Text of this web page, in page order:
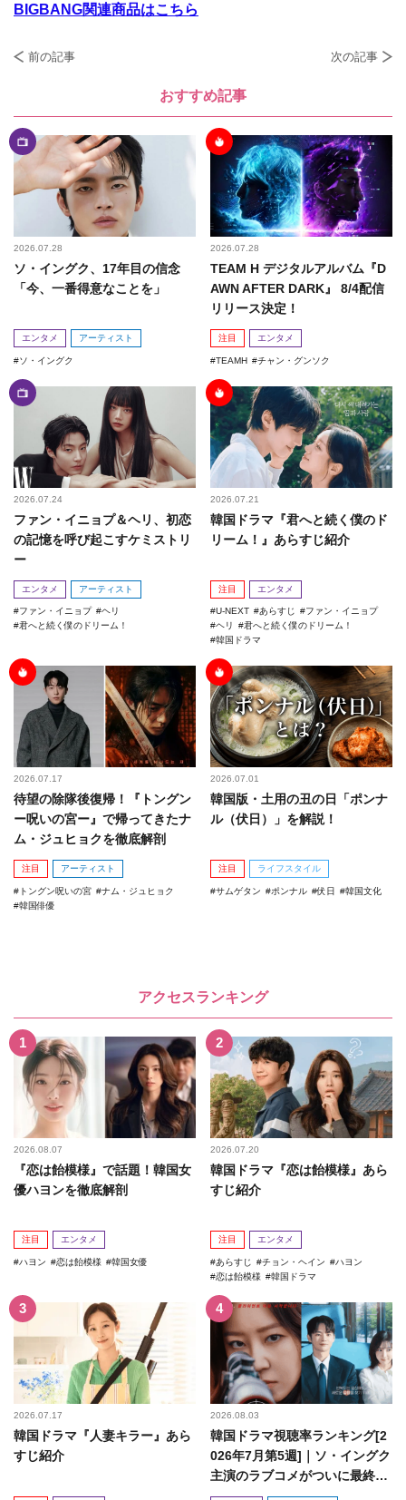
BIGBANG関連商品はこちら
前の記事 次の記事
おすすめ記事
2026.07.28
ソ・イングク、17年目の信念
「今、一番得意なことを」
エンタメ アーティスト
ソ・イングク
2026.07.28
TEAM H デジタルアルバム『D
AWN AFTER DARK』 8/4配信
リリース決定！
注目 エンタメ
TEAMH チャン・グンソク
2026.07.24
ファン・イニョプ＆ヘリ、初恋
の記憶を呼び起こすケミストリ
ー
エンタメ アーティスト
ファン・イニョプ
ヘリ
君へと続く僕のドリーム！
2026.07.21
韓国ドラマ『君へと続く僕のド
リーム！』あらすじ紹介
注目 エンタメ
U-NEXT あらすじ
ファン・イニョプ
ヘリ
君へと続く僕のドリーム！
韓国ドラマ
2026.07.17
待望の除隊後復帰！『トングン
ー呪いの宮ー』で帰ってきたナ
ム・ジュヒョクを徹底解剖
注目 アーティスト
トングン呪いの宮
ナム・ジュヒョク
韓国俳優
2026.07.01
韓国版・土用の丑の日「ポンナ
ル（伏日）」を解説！
注目 ライフスタイル
サムゲタン ポンナル 伏日 韓国文化
アクセスランキング
2026.08.07
『恋は飴模様』で話題！韓国女
優ハヨンを徹底解剖
注目 エンタメ
ハヨン 恋は飴模様 韓国女優
2026.07.20
韓国ドラマ『恋は飴模様』あら
すじ紹介
注目 エンタメ
あらすじ チョン・ヘイン
ハヨン
恋は飴模様
韓国ドラマ
2026.07.17
韓国ドラマ『人妻キラー』あら
すじ紹介
2026.08.03
韓国ドラマ視聴率ランキング[2
026年7月第5週]｜ソ・イングク
主演のラブコメがついに最終
回！